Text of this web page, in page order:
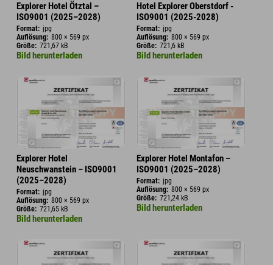
Explorer Hotel Ötztal –
ISO9001 (2025–2028)
Format: jpg
Auflösung: 800 × 569 px
Größe: 721,67 kB
Bild herunterladen
Hotel Explorer Oberstdorf -
ISO9001 (2025-2028)
Format: jpg
Auflösung: 800 × 569 px
Größe: 721,6 kB
Bild herunterladen
Explorer Hotel
Neuschwanstein – ISO9001
(2025–2028)
Format: jpg
Auflösung: 800 × 569 px
Größe: 721,65 kB
Bild herunterladen
Explorer Hotel Montafon –
ISO9001 (2025–2028)
Format: jpg
Auflösung: 800 × 569 px
Größe: 721,24 kB
Bild herunterladen